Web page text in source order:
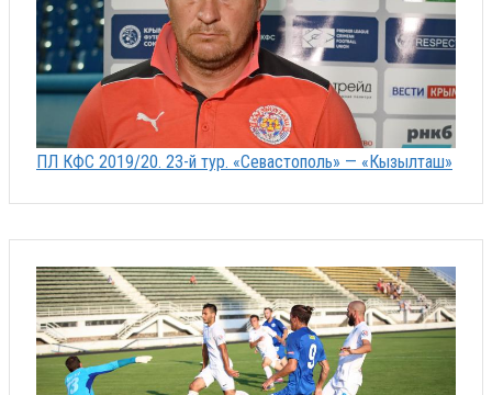
ПЛ КФС 2019/20. 23-й тур. «Севастополь» — «Кызылташ»